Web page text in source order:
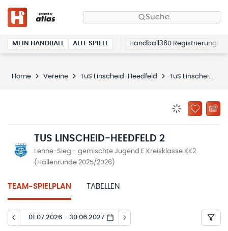
Suche
MEIN HANDBALL ALLE SPIELE Handball360 Registrierung
Home Vereine TuS Linscheid-Heedfeld TuS Linscheid-Heedfeld 2
ZU
TUS LINSCHEID-HEEDFELD 2
Lenne-Sieg - gemischte Jugend E Kreisklasse KK2
(Hallenrunde 2025/2026)
TEAM-SPIELPLAN TABELLEN
01.07.2026 - 30.06.2027